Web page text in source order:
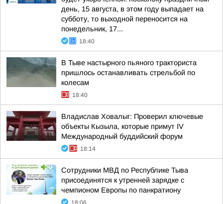
день, 15 августа, в этом году выпадает на
субботу, то выходной переносится на
понедельник, 17...
18:40
В Тыве настырного пьяного тракториста
пришлось останавливать стрельбой по
колесам
18:40
Владислав Ховалыг: Проверил ключевые
объекты Кызыла, которые примут IV
Международный буддийский форум
18:14
Сотрудники МВД по Республике Тыва
присоединятся к утренней зарядке с
чемпионом Европы по панкратиону
18:06